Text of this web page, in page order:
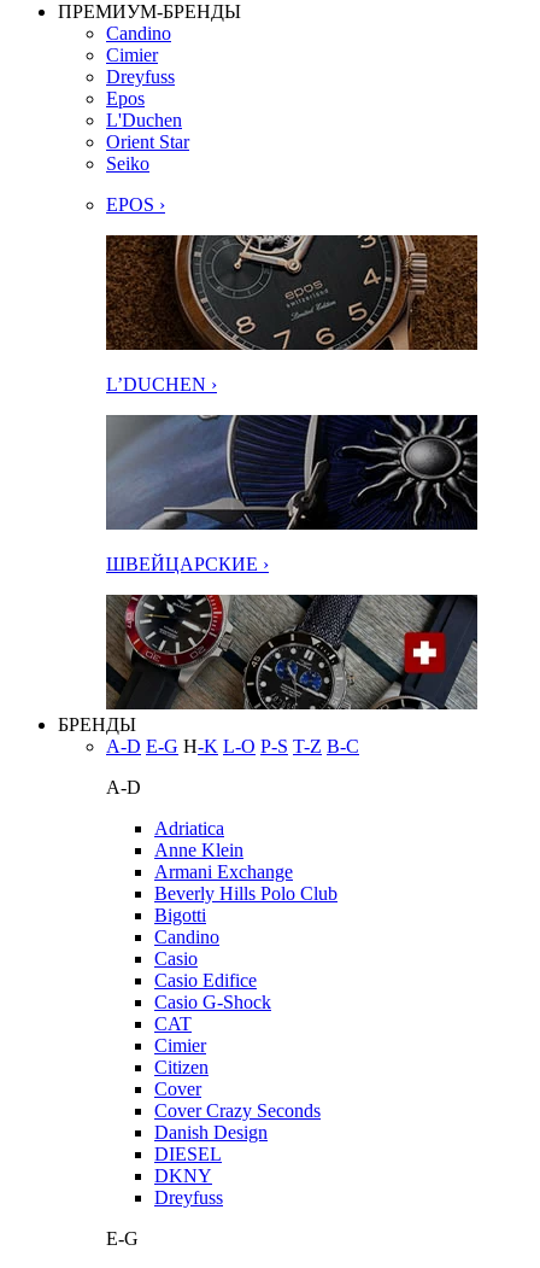
ПРЕМИУМ-БРЕНДЫ
Candino
Cimier
Dreyfuss
Epos
L'Duchen
Orient Star
Seiko
EPOS ›
L’DUCHEN ›
ШВЕЙЦАРСКИЕ ›
БРЕНДЫ
A-D E-G H-K L-O P-S T-Z В-С
A-D
Adriatica
Anne Klein
Armani Exchange
Beverly Hills Polo Club
Bigotti
Candino
Casio
Casio Edifice
Casio G-Shock
CAT
Cimier
Citizen
Cover
Cover Crazy Seconds
Danish Design
DIESEL
DKNY
Dreyfuss
E-G